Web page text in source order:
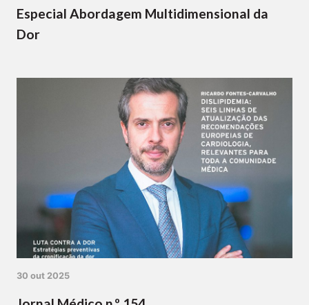
Especial Abordagem Multidimensional da
Dor
30 out 2025